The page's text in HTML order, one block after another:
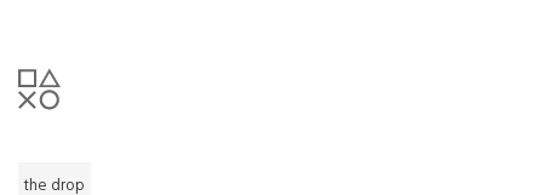
the drop